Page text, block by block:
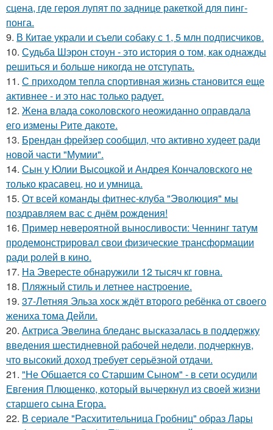
сцена, где героя лупят по заднице ракеткой для пинг-
понга.
9. В Китае украли и съели собаку с 1, 5 млн подписчиков.
10. Судьба Шэрон стоун - это история о том, как однажды
решиться и больше никогда не отступать.
11. С приходом тепла спортивная жизнь становится еще
активнее - и это нас только радует.
12. Жена влада соколовского неожиданно оправдала
его измены Рите дакоте.
13. Брендан фрейзер сообщил, что активно худеет ради
новой части "Мумии".
14. Сын у Юлии Высоцкой и Андрея Кончаловского не
только красавец, но и умница.
15. От всей команды фитнес-клуба "Эволюция" мы
поздравляем вас с днём рождения!
16. Пример невероятной выносливости: Ченнинг татум
продемонстрировал свои физические трансформации
ради ролей в кино.
17. На Эвересте обнаружили 12 тысяч кг говна.
18. Пляжный стиль и летнее настроение.
19. 37-Летняя Эльза хоск ждёт второго ребёнка от своего
жениха тома Дейли.
20. Актриса Эвелина бледанс высказалась в поддержку
введения шестидневной рабочей недели, подчеркнув,
что высокий доход требует серьёзной отдачи.
21. "Не Общается со Старшим Сыном" - в сети осудили
Евгения Плющенко, который вычеркнул из своей жизни
старшего сына Егора.
22. В сериале "Расхитительница Гробниц" образ Лары